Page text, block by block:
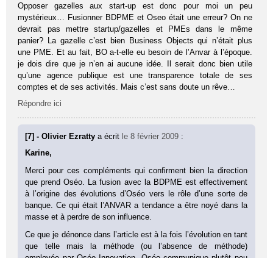
Opposer gazelles aux start-up est donc pour moi un peu
mystérieux… Fusionner BDPME et Oseo était une erreur? On ne
devrait pas mettre startup/gazelles et PMEs dans le même
panier? La gazelle c’est bien Business Objects qui n’était plus
une PME. Et au fait, BO a-t-elle eu besoin de l’Anvar à l’époque.
je dois dire que je n’en ai aucune idée. Il serait donc bien utile
qu’une agence publique est une transparence totale de ses
comptes et de ses activités. Mais c’est sans doute un rêve…
Répondre ici
[7] - Olivier Ezrattya écrit le 8 février 2009 :
Karine,
Merci pour ces compléments qui confirment bien la direction
que prend Oséo. La fusion avec la BDPME est effectivement
à l’origine des évolutions d’Oséo vers le rôle d’une sorte de
banque. Ce qui était l’ANVAR a tendance a être noyé dans la
masse et à perdre de son influence.
Ce que je dénonce dans l’article est à la fois l’évolution en tant
que telle mais la méthode (ou l’absence de méthode)